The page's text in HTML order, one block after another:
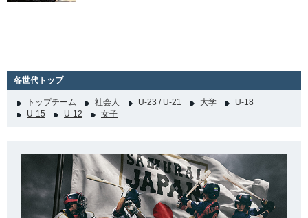
各世代トップ
トップチーム 社会人 U-23 / U-21 大学
U-18
U-15
U-12 女子